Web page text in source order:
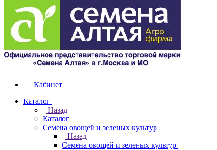
Кабинет
Каталог
Назад
Каталог
Семена овощей и зеленых культур
Назад
Семена овощей и зеленых культур